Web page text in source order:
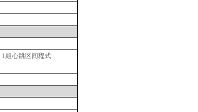
1組心跳区间程式